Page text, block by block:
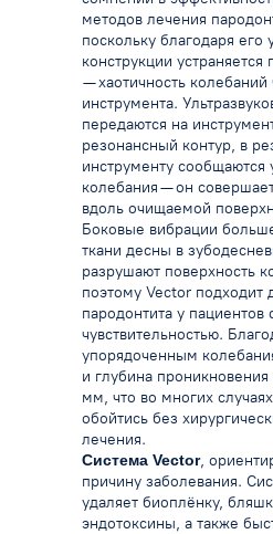
методов лечения
поскольку благодаря его
конструкции
— хаотичность колебаний
инструмента.
передаются на
резонансный контур, в
инструменту сообщаются
колебания — он
вдоль очищаемой
Боковые вибрации
ткани десны в
разрушают поверхность
поэтому Vector подходит
пародонтита у пациентов
чувствительностью.
упорядоченным
и глубина проникновения
мм, что во многих
обойтись без
лечения.
Система Vector,
причину заболевания.
удаляет биоплёнку,
эндотоксины, а также